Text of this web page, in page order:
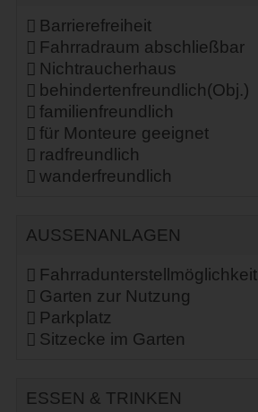
Barrierefreiheit
Fahrradraum abschließbar
Nichtraucherhaus
behindertenfreundlich(Obj.)
familienfreundlich
für Monteure geeignet
radfreundlich
wanderfreundlich
AUSSENANLAGEN
Fahrradunterstellmöglichkeit
Garten zur Nutzung
Parkplatz
Sitzecke im Garten
ESSEN & TRINKEN